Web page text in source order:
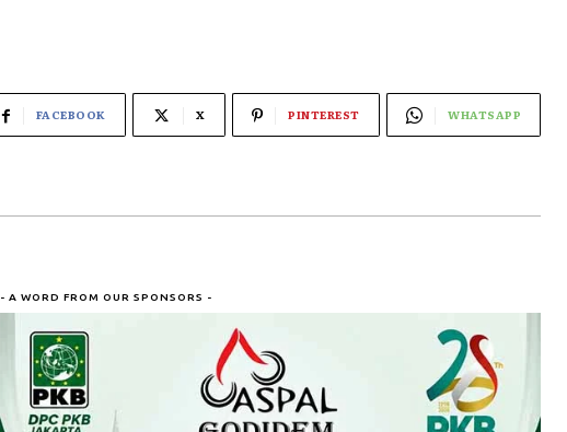
FACEBOOK X PINTEREST WHATSAPP
- A WORD FROM OUR SPONSORS -